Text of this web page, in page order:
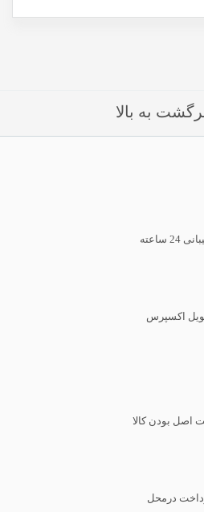
به بالا
24 ساعته
اکسپرس
اصل بودن کالا
درمحل